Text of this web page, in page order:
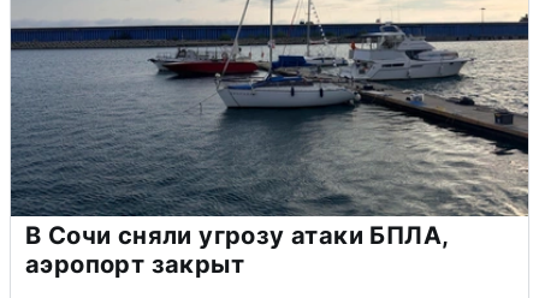
В Сочи сняли угрозу атаки БПЛА,
аэропорт закрыт